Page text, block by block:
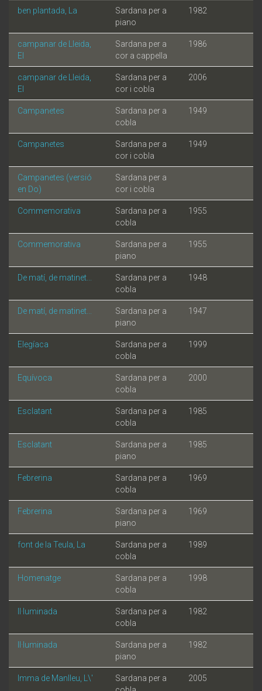
ben plantada, La
Sardana per a
piano
1982
campanar de Lleida,
El
Sardana per a
cor a cappella
1986
campanar de Lleida,
El
Sardana per a
cor i cobla
2006
Campanetes
Sardana per a
cobla
1949
Campanetes
Sardana per a
cor i cobla
1949
Campanetes (versió
en Do)
Sardana per a
cor i cobla
Commemorativa
Sardana per a
cobla
1955
Commemorativa
Sardana per a
piano
1955
De matí, de matinet...
Sardana per a
cobla
1948
De matí, de matinet...
Sardana per a
piano
1947
Elegíaca
Sardana per a
cobla
1999
Equívoca
Sardana per a
cobla
2000
Esclatant
Sardana per a
cobla
1985
Esclatant
Sardana per a
piano
1985
Febrerina
Sardana per a
cobla
1969
Febrerina
Sardana per a
piano
1969
font de la Teula, La
Sardana per a
cobla
1989
Homenatge
Sardana per a
cobla
1998
Il·luminada
Sardana per a
cobla
1982
Il·luminada
Sardana per a
piano
1982
Imma de Manlleu, L\'
Sardana per a
2005